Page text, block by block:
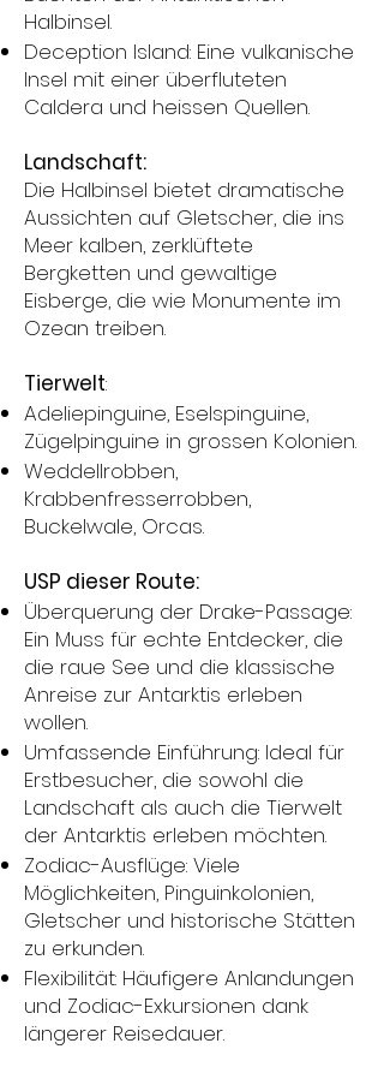
Halbinsel.
Deception Island: Eine vulkanische
Insel mit einer überfluteten
Caldera und heissen Quellen.
Landschaft:
Die Halbinsel bietet dramatische
Aussichten auf Gletscher, die ins
Meer kalben, zerklüftete
Bergketten und gewaltige
Eisberge, die wie Monumente im
Ozean treiben.
Tierwelt:
Adeliepinguine, Eselspinguine,
Zügelpinguine in grossen Kolonien.
Weddellrobben,
Krabbenfresserrobben,
Buckelwale, Orcas.
USP dieser Route:
Überquerung der Drake-Passage:
Ein Muss für echte Entdecker, die
die raue See und die klassische
Anreise zur Antarktis erleben
wollen.
Umfassende Einführung: Ideal für
Erstbesucher, die sowohl die
Landschaft als auch die Tierwelt
der Antarktis erleben möchten.
Zodiac-Ausflüge: Viele
Möglichkeiten, Pinguinkolonien,
Gletscher und historische Stätten
zu erkunden.
Flexibilität: Häufigere Anlandungen
und Zodiac-Exkursionen dank
längerer Reisedauer.